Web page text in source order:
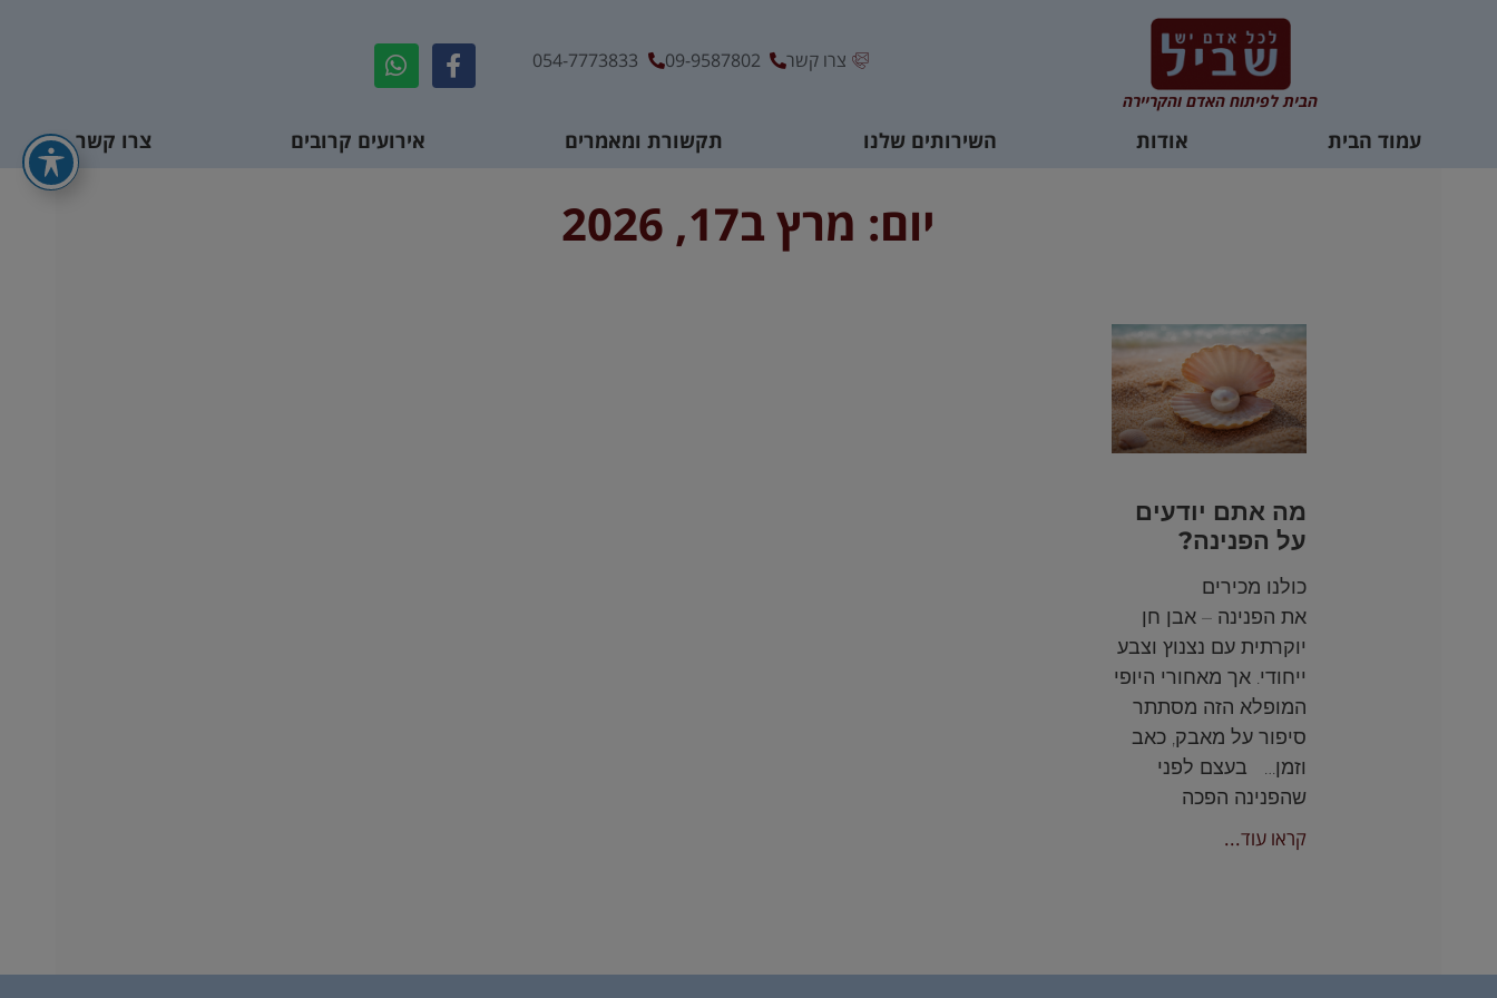
הבית לפיתוח האדם והקריירה
צרו קשר 09-9587802
054-7773833
עמוד הבית אודות השירותים שלנו תקשורת ומאמרים אירועים קרובים צרו קשר
יום: מרץ ב17, 2026
מה אתם יודעים
על הפנינה?
כולנו מכירים
את הפנינה – אבן חן
יוקרתית עם נצנוץ וצבע
ייחודי. אך מאחורי היופי
המופלא הזה מסתתר
סיפור על מאבק, כאב
וזמן… בעצם לפני
שהפנינה הפכה
קראו עוד...